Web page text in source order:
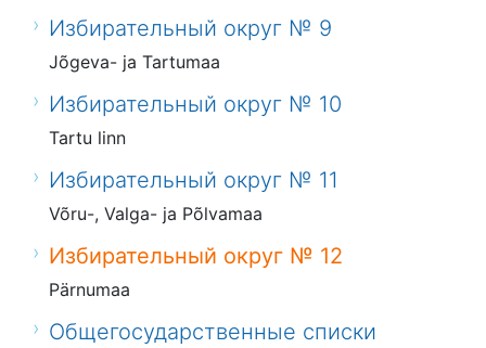
Избирательный округ № 9
Jõgeva- ja Tartumaa
Избирательный округ № 10
Tartu linn
Избирательный округ № 11
Võru-, Valga- ja Põlvamaa
Избирательный округ № 12
Pärnumaa
Общегосударственные списки